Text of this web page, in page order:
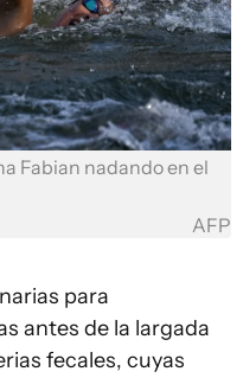
Fabian nadando en el
AFP
para
antes de la largada
fecales, cuyas